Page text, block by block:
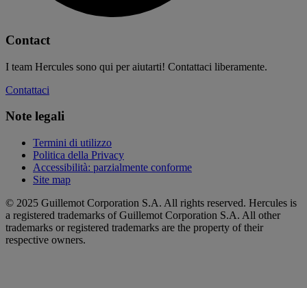
Contact
I team Hercules sono qui per aiutarti! Contattaci liberamente.
Contattaci
Note legali
Termini di utilizzo
Politica della Privacy
Accessibilità: parzialmente conforme
Site map
© 2025 Guillemot Corporation S.A. All rights reserved. Hercules is
a registered trademarks of Guillemot Corporation S.A. All other
trademarks or registered trademarks are the property of their
respective owners.